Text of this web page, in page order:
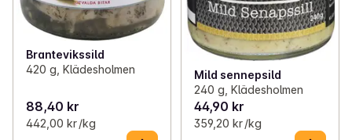
Brantevikssild
420 g, Klädesholmen
88,40 kr
442,00 kr /kg
Mild sennepsild
240 g, Klädesholmen
44,90 kr
359,20 kr /kg